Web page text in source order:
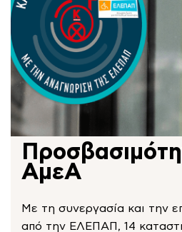
ΑμεΑ
Με τη συνεργασία και την
από την ΕΛΕΠΑΠ, 14